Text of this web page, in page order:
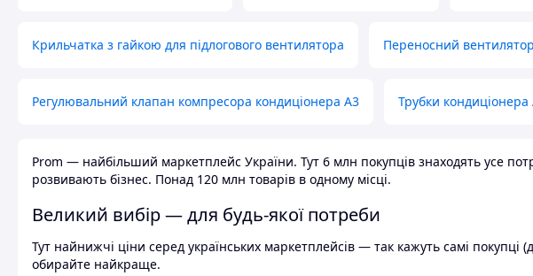
Крильчатка з гайкою для підлогового вентилятора Переносний
Регулювальний клапан компресора кондиціонера А3 Трубки
Prom — найбільший маркетплейс України. Тут 6 млн покупців знаходять усе
розвивають бізнес. Понад 120 млн товарів в одному місці.
Великий вибір — для будь-якої потреби
Тут найнижчі ціни серед українських маркетплейсів — так кажуть самі покупці
обирайте найкраще.